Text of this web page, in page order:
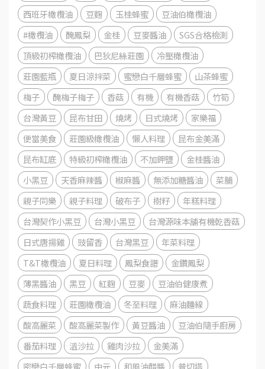
西班牙橄欖油
豆麴 玉桂蜂蜜
豆油伯橄欖油
#橄欖油
醃鳳梨 金桂 豆麥醬油
SGS合格檢測
頂級初榨橄欖油
巴狄尼絲莊園
冷壓橄欖油
莊園藍瓶
夏日涼拌菜 蜜戀白千層蜂蜜
山茶蜂蜜
梅子
醃梅子梅子 香菇 有機 有機香菇
竹筍
台灣黃豆
昆布甘田 燒烤 日式燒烤
家樂福
便當美食
莊園級橄欖油 懶人料理
昆布金美滿
昆布缸底
特級初榨橄欖油 不加鉀鹽
金桂醬油
小黑豆
天香麻辣醬 椒麻醬 無添加糖醬油
菜脯
親子同樂
親子料理 破布子 樹籽
年糕料理
台灣契作小黑豆
台灣小黑豆
台灣源味本舖有機乾香菇
日式唐揚雞
豉留香 台灣黑豆
年菜料理
T&T橄欖油
夏日料理 鳳梨食譜
金鑽鳳梨
薄黑醬油
黑豆 紅麴 豆麥
豆油伯健康煮
蔬食料理
莊園橄欖油 冬至料理
麻油麵線
酸高麗菜
酸高麗菜製作 黃豆醬油
豆油伯隨手廚房
番茄料理
溫沙拉 雞肉沙拉
金美滿
密戀白千層蜂蜜
中元 和風油醋醬 普切塔